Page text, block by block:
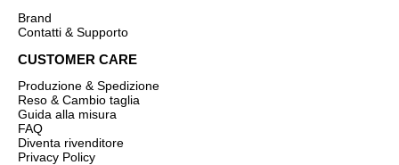
Brand
Contatti & Supporto
CUSTOMER CARE
Produzione & Spedizione
Reso & Cambio taglia
Guida alla misura
FAQ
Diventa rivenditore
Privacy Policy